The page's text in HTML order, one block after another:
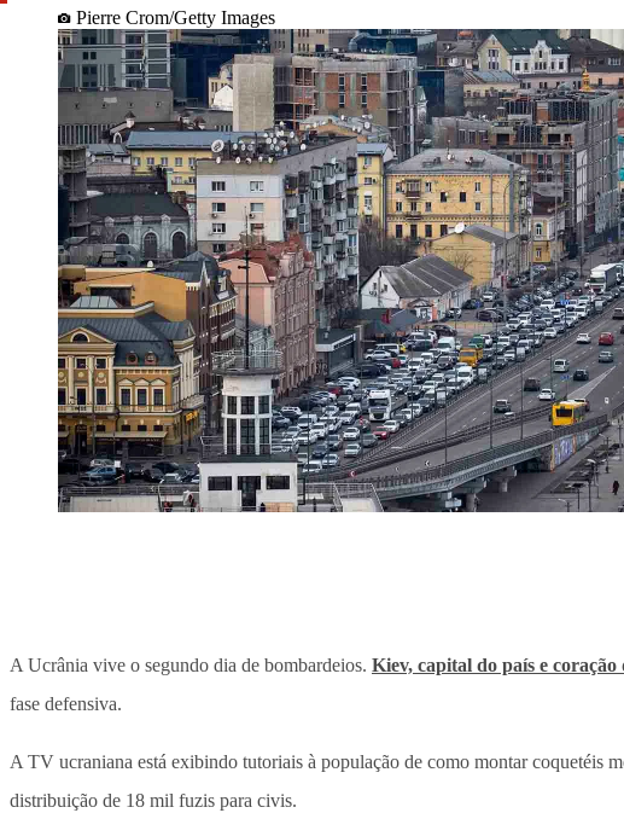
Pierre Crom/Getty Images
A Ucrânia vive o segundo dia de bombardeios. Kiev, capital do país e
fase defensiva.
A TV ucraniana está exibindo tutoriais à população de como montar coquetéis
distribuição de 18 mil fuzis para civis.